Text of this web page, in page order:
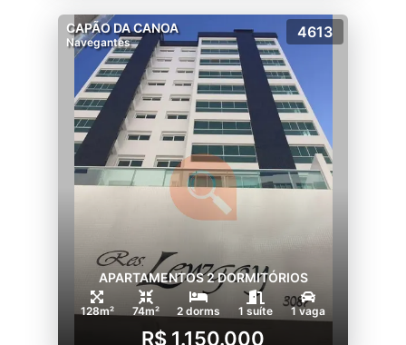
CAPÃO DA CANOA
Navegantes
4613
APARTAMENTOS 2 DORMITÓRIOS
128m² 74m² 2 dorms 1 suíte 1 vaga
R$ 1.150.000